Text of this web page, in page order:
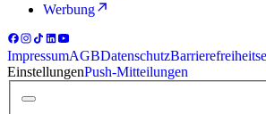
Werbung
ImpressumAGBDatenschutz
EinstellungenPush-Mitteilungen